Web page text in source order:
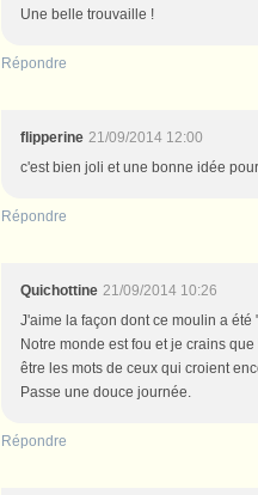
Une belle trouvaille !
Répondre
flipperine 21/09/2014 12:00
c'est bien joli et une bonne idée
Répondre
Quichottine 21/09/2014 10:26
J'aime la façon dont ce moulin a
Notre monde est fou et je crains
être les mots de ceux qui croient
Passe une douce journée.
Répondre